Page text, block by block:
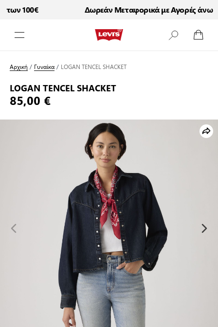
100€ Δωρεάν Μεταφορικά με Αγορές άνω
Αρχική / Γυναίκα/ LOGAN TENCEL SHACKET
LOGAN TENCEL SHACKET
85,00 €